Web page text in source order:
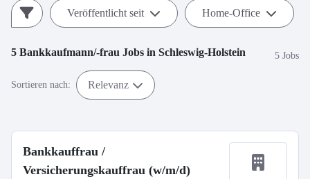
Veröffentlicht seit Home-Office
5 Bankkaufmann/-frau Jobs in Schleswig-Holstein 5 Jobs
Sortieren nach: Relevanz
Bankkauffrau /
Versicherungskauffrau (w/m/d)